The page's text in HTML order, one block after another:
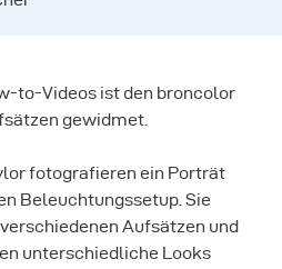
to-Videos ist den broncolor
gewidmet.
fotografieren ein Porträt
Beleuchtungssetup. Sie
Aufsätzen und
unterschiedliche Looks